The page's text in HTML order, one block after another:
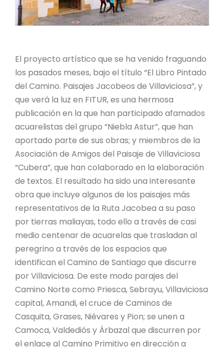
El proyecto artístico que se ha venido fraguando
los pasados meses, bajo el título “El Libro Pintado
del Camino. Paisajes Jacobeos de Villaviciosa”, y
que verá la luz en FITUR, es una hermosa
publicación en la que han participado afamados
acuarelistas del grupo “Niebla Astur”, que han
aportado parte de sus obras; y miembros de la
Asociación de Amigos del Paisaje de Villaviciosa
“Cubera”, que han colaborado en la elaboración
de textos. El resultado ha sido una interesante
obra que incluye algunos de los paisajes más
representativos de la Ruta Jacobea a su paso
por tierras maliayas, todo ello a través de casi
medio centenar de acuarelas que trasladan al
peregrino a través de los espacios que
identifican el Camino de Santiago que discurre
por Villaviciosa. De este modo parajes del
Camino Norte como Priesca, Sebrayu, Villaviciosa
capital, Amandi, el cruce de Caminos de
Casquita, Grases, Niévares y Pion; se unen a
Camoca, Valdediós y Árbazal que discurren por
el enlace al Camino Primitivo en dirección a